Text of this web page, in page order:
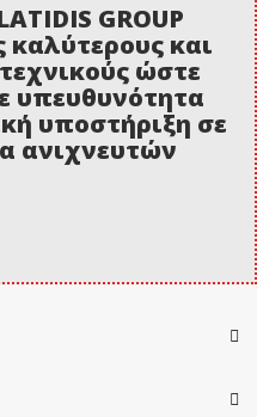
GROUP
καλύτερους και
ώστε
υπευθυνότητα
υποστήριξη σε
ανιχνευτών